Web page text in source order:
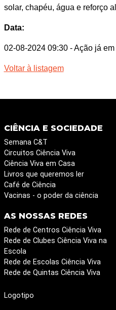
solar, chapéu, água e reforço
Data:
02-08-2024 09:30 - Ação já
Voltar à listagem
CIÊNCIA E SOCIEDADE
Semana C&T
Circuitos Ciência Viva
Ciência Viva em Casa
Livros que queremos ler
Café de Ciência
Vacinas - o poder da ciência
AS NOSSAS REDES
Rede de Centros Ciência Viva
Rede de Clubes Ciência Viva na
Escola
Rede de Escolas Ciência Viva
Rede de Quintas Ciência Viva
Logotipo